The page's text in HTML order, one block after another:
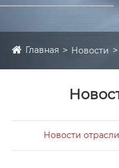
Главная Новости
Новости отрасли